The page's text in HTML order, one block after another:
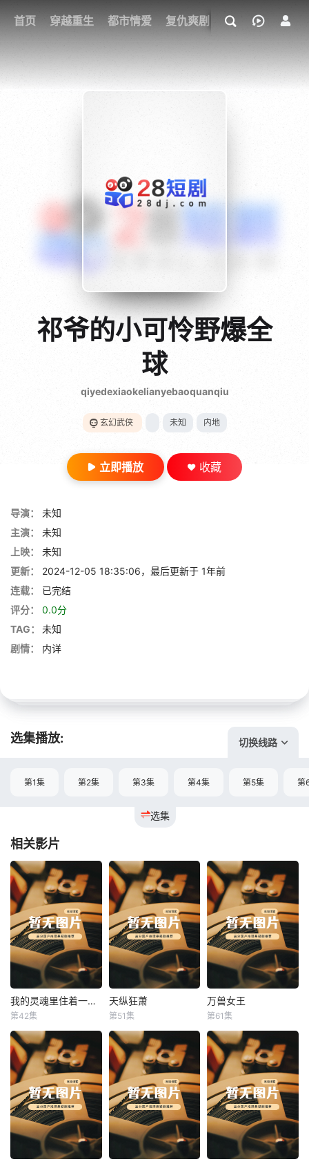
首页 穿越重生 都市情爱 复仇爽剧 玄幻武侠 奇幻
我的观影记录
{if condition="$obj.vod_points
gt 0"}
28短剧
祁爷的小可怜野爆全
球
qiyedexiaokelianyebaoquanqiu
玄幻武侠 未知 内地
立即播放 收藏
导演：
未知
主演：
未知
上映：
未知
更新：
2024-12-05 18:35:06，最后更新于 1年前
连载：
已完结
评分：
0.0分
TAG：
未知
剧情：
内详
选集播放: 切换线路
选集
第1集 第2集 第3集 第4集 第5集 第
相关影片
我的灵魂里住着一条龙 我的灵魂里住着一条龙
第42集
天纵狂萧
天纵狂萧
第51集
万兽女王
万兽女王
第61集